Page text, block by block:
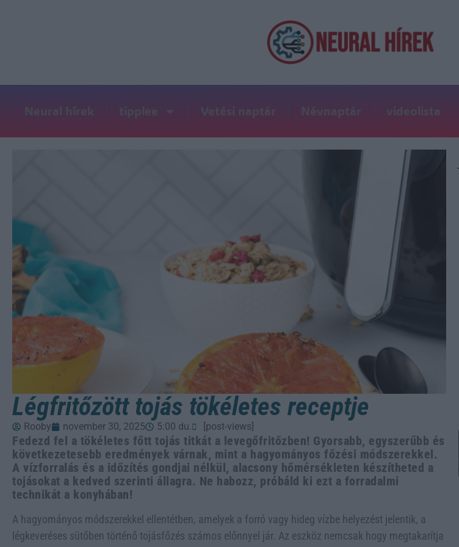
Neural hírek tipplee Vetési naptár Névnaptár videolista
Légfritőzött tojás tökéletes receptje
Rooby november 30, 2025 5:00 du. [post-views]
Fedezd fel a tökéletes főtt tojás titkát a levegőfritőzben! Gyorsabb, egyszerűbb és
következetesebb eredmények várnak, mint a hagyományos főzési módszerekkel.
A vízforralás és a időzítés gondjai nélkül, alacsony hőmérsékleten készítheted a
tojásokat a kedved szerinti állagra. Ne habozz, próbáld ki ezt a forradalmi
technikát a konyhában!
A hagyományos módszerekkel ellentétben, amelyek a forró vagy hideg vízbe helyezést jelentik, a
légkeveréses sütőben történő tojásfőzés számos előnnyel jár. Az eszköz nemcsak hogy megtakarítja